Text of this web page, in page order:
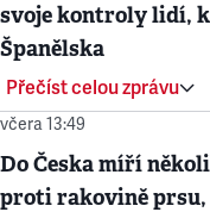
svoje kontroly lidí,
Španělska
Přečíst celou zprávu
včera 13:49
Do Česka míří
proti rakovině prsu,